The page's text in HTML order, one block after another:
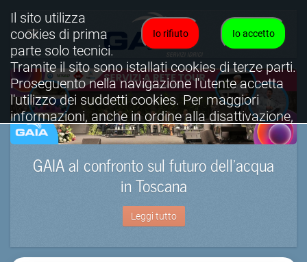
GAIA al confronto sul futuro dell’acqua
in Toscana
Leggi tutto
Io accetto
Io rifiuto
Il sito utilizza
cookies di prima
parte solo tecnici.
Tramite il sito sono istallati cookies di terze parti.
Proseguento nella navigazione l'utente accetta
l'utilizzo dei suddetti cookies. Per maggiori
informazioni, anche in ordine alla disattivazione,
è possibile consultare l'informativa cookies
completa.
Visualizza informativa completa.